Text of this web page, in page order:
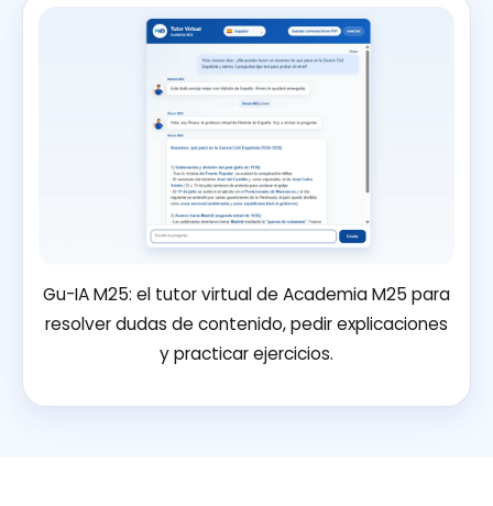
Gu-IA M25: el tutor virtual de Academia M25 para
resolver dudas de contenido, pedir explicaciones
y practicar ejercicios.